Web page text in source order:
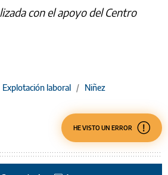
con el apoyo del Centro
Explotación laboral / Niñez
HE VISTO UN ERROR